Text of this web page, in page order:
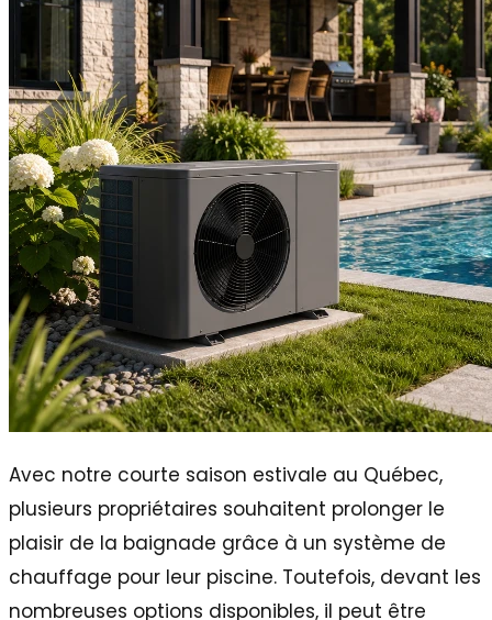
Avec notre courte saison estivale au Québec,
plusieurs propriétaires souhaitent prolonger le
plaisir de la baignade grâce à un système de
chauffage pour leur piscine. Toutefois, devant les
nombreuses options disponibles, il peut être